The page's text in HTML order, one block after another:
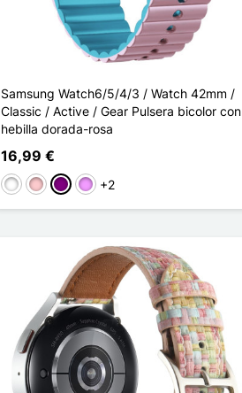
Samsung Watch6/5/4/3 / Watch 42mm /
Classic / Active / Gear Pulsera bicolor con
hebilla dorada-rosa
16,99 €
BlancoRosaPúrpuraMorado claro
+2